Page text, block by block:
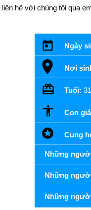
liên hệ với chúng tôi qua
Ngày
Nơi
Tuổi: 31
Con
Cung
Những
Những
Những